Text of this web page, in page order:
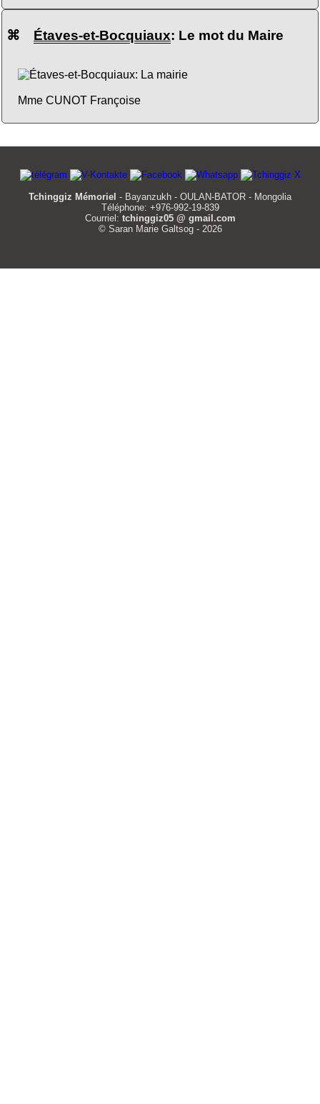
⌘ Étaves-et-Bocquiaux: Le mot du Maire
Mme CUNOT Françoise
Tchinggiz Mémoriel - Bayanzukh - OULAN-BATOR - Mongolia
Téléphone: +976-992-19-839
Courriel: tchinggiz05 @ gmail.com
© Saran Marie Galtsog - 2026